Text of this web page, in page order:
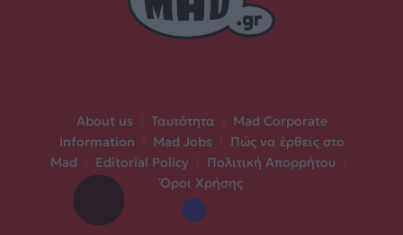
About us Ταυτότητα
Mad Corporate
Information
Mad Jobs
Πώς να έρθεις στο
Mad
Editorial Policy Πολιτική Απορρήτου
Όροι Χρήσης